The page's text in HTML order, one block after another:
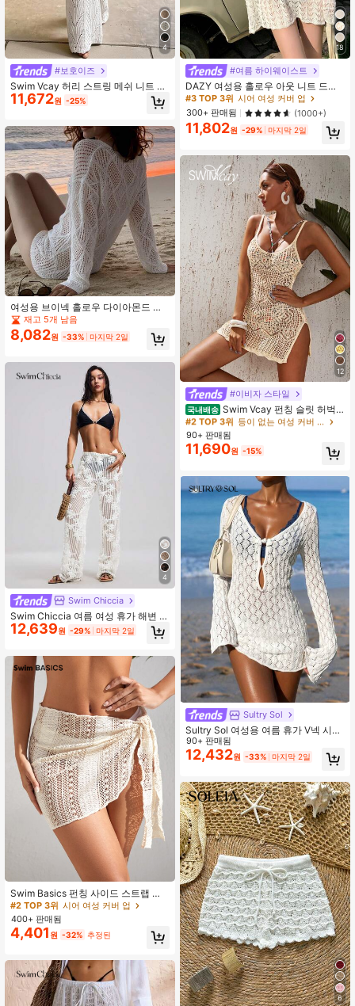
4.86 777K 팔로워
4
#보호이즈
Swim Vcay 허리 스트링 메쉬 니트 블
라우스 장반지
11,672원 -25%
여성용 브이넥 홀로우 다이아몬드 니
트 커버업, 긴팔 루즈핏, 비치 수영복
레이어, 여름 휴가 의상 화이트
재고 5개 남음
8,082원 -33% 마지막 2일
4
Swim Chiccia
Swim Chiccia 여름 여성 휴가 해변 루
즈 커버업 팬츠 와이드 레그 할로우 메
시 패치워크 자수 플로럴 커버업
12,639원 -29% 마지막 2일
Swim Basics 펀칭 사이드 스트랩 비
치 랩 훌 스커트
#2 TOP 3위 시어 여성 커버 업
400+ 판매됨
4,401 원 -32% 추정된
18
#여름 하이웨이스트
DAZY 여성용 홀로우 아웃 니트 드롭
숄더 커버업 여름 시스루 휴가 비치
#3 TOP 3위 시어 여성 커버 업
300+ 판매됨
(1000+)
11,802원 -29% 마지막 2일
12
#이비자 스타일
국내배송 Swim Vcay 펀칭 슬릿 허벅
지 코바늘 캐미 블라우스 치마
#2 TOP 3위
등이 없는 여성 커버 업
거의 매진!
#2 TOP 3위
등이 없는 여성 커버 업
거의 매진!
#2 TOP 3위
등이 없는 여성 커버 업
거의 매진!
#2 TOP 3위
거의 매진!
90+ 판매됨
11,690원 -15%
Sultry Sol
Sultry Sol 여성용 여름 휴가 V넥 시스
루 메쉬 홀로우 아웃 매듭 버튼 크로셰
긴팔 커버업 섹시한 솔리드 컬러 바디
콘 미니 니트 비치 비키니 드레스, 리
90+ 판매됨
12,432원 -33% 마지막 2일
6